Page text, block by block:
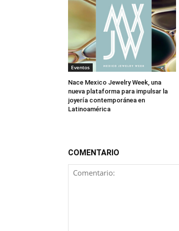
Eventos
Nace Mexico Jewelry Week, una
nueva plataforma para impulsar la
joyería contemporánea en
Latinoamérica
COMENTARIO